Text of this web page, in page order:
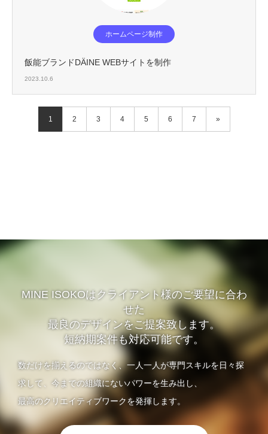
ホームページ制作
飯能ブランドDÄINE WEBサイトを制作
2023.10.6
1 2 3 4 5 6 7 »
MINE ISOKOはクライアント様のご要望に合わ
せた
最良のデザインをご提案致します。
短納期案件も対応可能です。
数だけを揃えるのではなく、一人一人が専門スキルを日々探
求して、今までの組織にないパワーを生み出し、
最高のクリエイティブワークを発揮します。